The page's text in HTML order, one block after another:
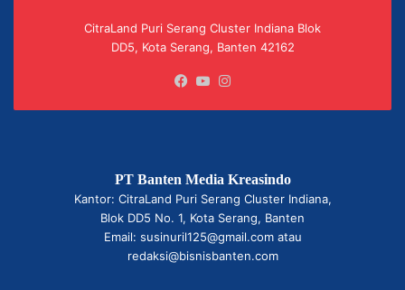
CitraLand Puri Serang Cluster Indiana Blok
DD5, Kota Serang, Banten 42162
Facebook
YouTube
PT Banten Media Kreasindo
Kantor: CitraLand Puri Serang Cluster Indiana,
Blok DD5 No. 1, Kota Serang, Banten
Email: susinuril125@gmail.com atau
redaksi@bisnisbanten.com